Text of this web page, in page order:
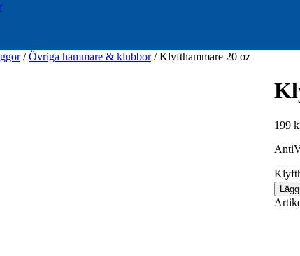
/Övriga hammare & klubbor/ Klyfthammare 20 oz
199